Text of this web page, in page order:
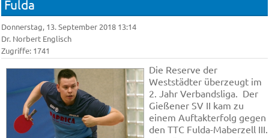
Fulda
Donnerstag, 13. September 2018 13:14
Dr. Norbert Englisch
Zugriffe: 1741
Die Reserve der
Weststädter über­zeugt im
2. Jahr Verbandsliga. Der
Gie­ße­ner SV II ka­m zu
einem Auf­takt­er­fol­g gegen
den TTC Ful­da-Ma­ber­zell III.